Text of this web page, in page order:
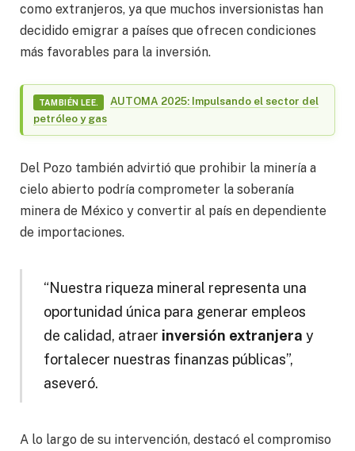
como extranjeros, ya que muchos inversionistas han
decidido emigrar a países que ofrecen condiciones
más favorables para la inversión.
TAMBIÉN LEE.
AUTOMA 2025: Impulsando el sector del
petróleo y gas
Del Pozo también advirtió que prohibir la minería a
cielo abierto podría comprometer la soberanía
minera de México y convertir al país en dependiente
de importaciones.
“Nuestra riqueza mineral representa una
oportunidad única para generar empleos
de calidad, atraer inversión extranjera y
fortalecer nuestras finanzas públicas”,
aseveró.
A lo largo de su intervención, destacó el compromiso